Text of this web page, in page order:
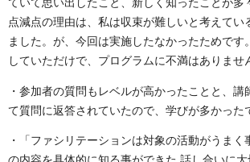
ていて思い出したこと、新しく知ったことが多
点減点の理由は、私は収束が難しいと考えてい
ました。が、今回は実施したなかったためです
していただけで、プログラムに不満はありませ
・参加者の質問もレベルが高かったことと、講
て質問に返答されていたので、学びが多かった
・「ファシリテーションは対象の活動がうまく